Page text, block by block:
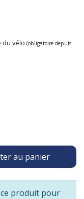
du vélo (obligatoire depuis
au panier
produit pour